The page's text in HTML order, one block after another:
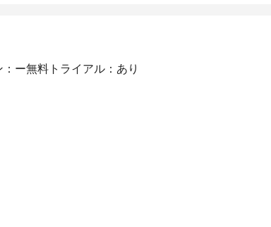
：ー無料トライアル：あり